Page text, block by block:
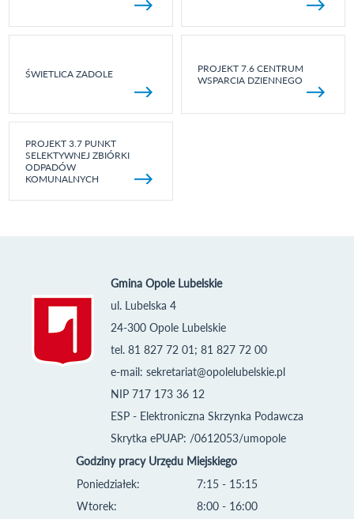
ŚWIETLICA ZADOLE
PROJEKT 7.6 CENTRUM
WSPARCIA DZIENNEGO
PROJEKT 3.7 PUNKT
SELEKTYWNEJ ZBIÓRKI
ODPADÓW
KOMUNALNYCH
Gmina Opole Lubelskie
ul. Lubelska 4
24-300 Opole Lubelskie
tel. 81 827 72 01; 81 827 72 00
e-mail: sekretariat@opolelubelskie.pl
NIP 717 173 36 12
ESP - Elektroniczna Skrzynka Podawcza
Skrytka ePUAP: /0612053/umopole
Godziny pracy Urzędu Miejskiego
Poniedziałek:
Wtorek:
7:15 - 15:15
8:00 - 16:00